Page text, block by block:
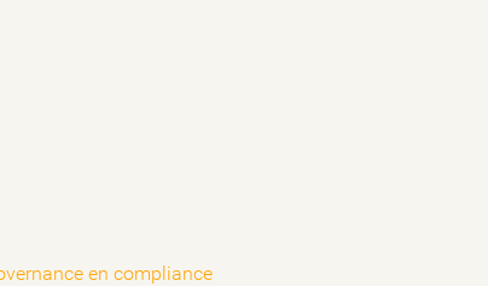
en compliance